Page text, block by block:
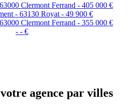
Clermont Ferrand - 405 000 €
- 63130 Royat - 49 900 €
Clermont Ferrand - 355 000 €
- - €
agence par villes